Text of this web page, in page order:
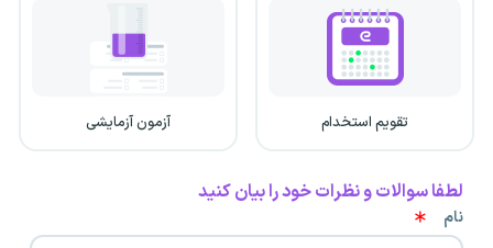
تقویم استخدام آزمون آزمایشی
لطفا سوالات و نظرات خود را بیان کنید
نام